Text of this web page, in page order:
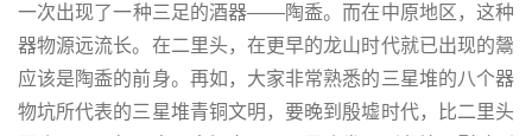
一次出现了一种三足的酒器——陶盉。而在中原地区，这种
器物源远流长。在二里头，在更早的龙山时代就已出现的鬶
应该是陶盉的前身。再如，大家非常熟悉的三星堆的八个器
物坑所代表的三星堆青铜文明，要晚到殷墟时代，比二里头